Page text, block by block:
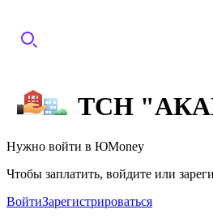
ТСН
Нужно войти в ЮMoney
Чтобы заплатить, войдите или
ВойтиЗарегистрироваться